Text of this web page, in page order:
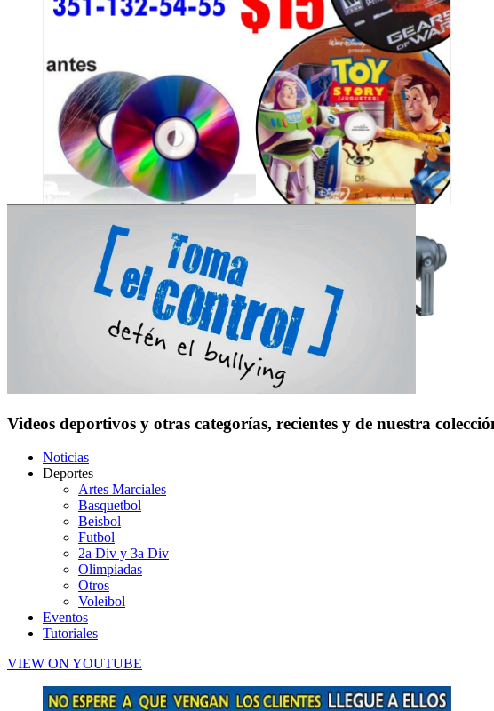
Videos deportivos y otras categorías, recientes y de nuestra
Noticias
Deportes
Artes Marciales
Basquetbol
Beisbol
Futbol
2a Div y 3a Div
Olimpiadas
Otros
Voleibol
Eventos
Tutoriales
VIEW ON YOUTUBE